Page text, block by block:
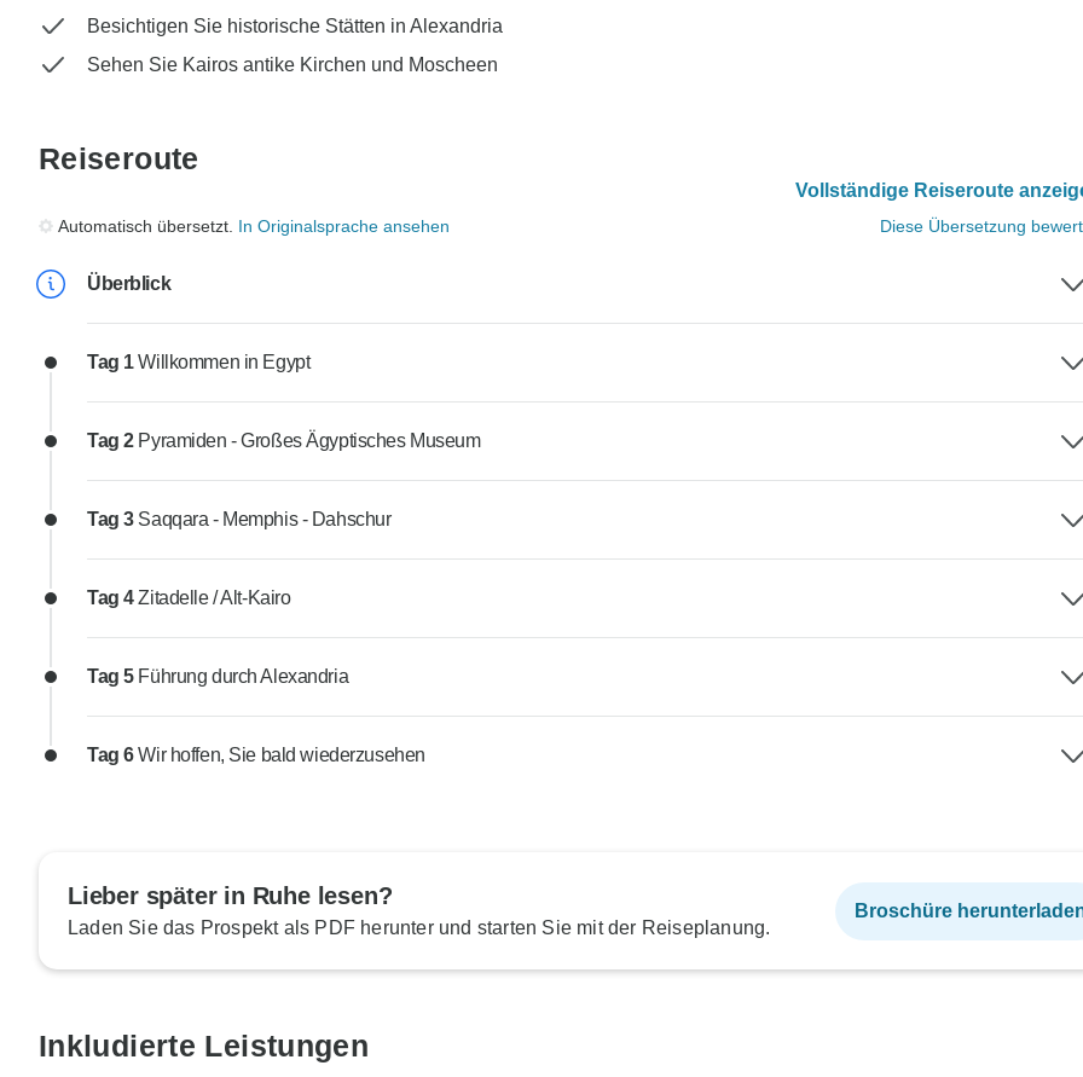
Besichtigen Sie historische Stätten in Alexandria
Sehen Sie Kairos antike Kirchen und Moscheen
Reiseroute
Vollständige Reiseroute
Automatisch übersetzt. In Originalsprache ansehen Diese Übersetzung
Überblick
Tag 1Willkommen in Egypt
Tag 2 Pyramiden - Großes Ägyptisches Museum
Tag 3 Saqqara - Memphis - Dahschur
Tag 4Zitadelle / Alt-Kairo
Tag 5 Führung durch Alexandria
Tag 6Wir hoffen, Sie bald wiederzusehen
Lieber später in Ruhe lesen?
Laden Sie das Prospekt als PDF herunter und starten Sie mit der Reiseplanung.
Broschüre
Inkludierte Leistungen